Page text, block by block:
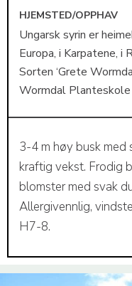
HJEMSTED/OPPHAV
Ungarsk syrin er
Europa, i Karpatene, i
Sorten ‘Grete
Wormdal Planteskole
3-4 m høy busk
kraftig vekst. Frodig
blomster med svak
Allergivennlig,
H7-8.